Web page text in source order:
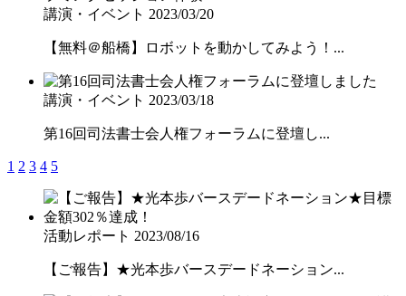
講演・イベント 2023/03/20
【無料＠船橋】ロボットを動かしてみよう！...
講演・イベント 2023/03/18
第16回司法書士会人権フォーラムに登壇し...
1 2 3 4 5
活動レポート 2023/08/16
【ご報告】★光本歩バースデードネーション...